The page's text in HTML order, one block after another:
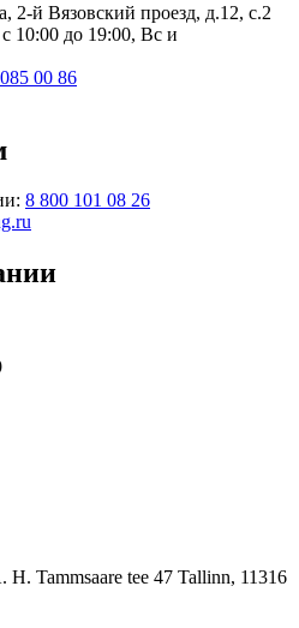
2-й Вязовский проезд, д.12, с.2
10:00 до 19:00, Вс и
00 86
8 800 101 08 26
H. Tammsaare tee 47 Tallinn, 11316